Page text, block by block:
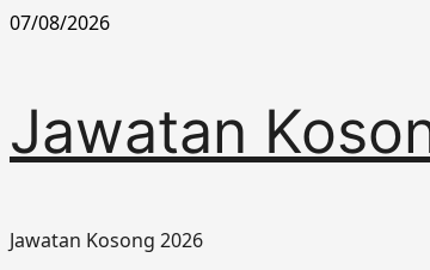
Skip
07/08/2026
Jawatan
Jawatan Kosong 2026